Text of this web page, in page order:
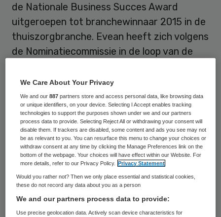
de Nationale Business Succes Award
uitgeroepen tot branchewinnaar 2015 in de
thuiszorgbranche. Evean heeft zich volgens
de Nominatiecommissie in de loop van de
zorgorganisatie met een zeer sterke
positionering in haar werkgebied.
De Nominatiecommissie van het Nationale
Business Succes Award Instituut ziet in
Evean een van de leidende en meest
innovatieve zorgzorginstellingen met een
zeer breed assortiment aan diensten. Ook
maakt Evean gebruik van innovatieve
instrumenten zoals iPads om contact
We Care About Your Privacy
We and our887 partners store and access personal data, like browsing data
or unique identifiers, on your device. Selecting I Accept enables tracking
technologies to support the purposes shown under we and our partners
process data to provide. Selecting Reject All or withdrawing your consent will
disable them. If trackers are disabled, some content and ads you see may not
be as relevant to you. You can resurface this menu to change your choices or
withdraw consent at any time by clicking the Manage Preferences link on the
bottom of the webpage. Your choices will have effect within our Website. For
more details, refer to our Privacy Policy.
Privacy Statement
Would you rather not? Then we only place essential and statistical cookies,
these do not record any data about you as a person
We and our partners process data to provide:
Use precise geolocation data. Actively scan device characteristics for